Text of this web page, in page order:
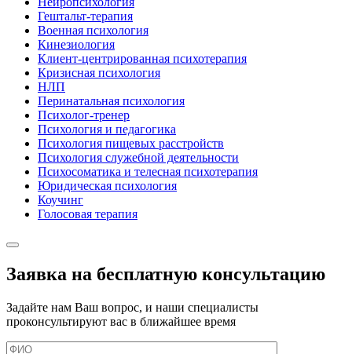
Гештальт-терапия
Военная психология
Кинезиология
Клиент-центрированная психотерапия
Кризисная психология
НЛП
Перинатальная психология
Психолог-тренер
Психология и педагогика
Психология пищевых расстройств
Психология служебной деятельности
Психосоматика и телесная психотерапия
Юридическая психология
Коучинг
Голосовая терапия
Заявка на бесплатную консультацию
Задайте нам Ваш вопрос, и наши специалисты
проконсультируют вас в ближайшее время